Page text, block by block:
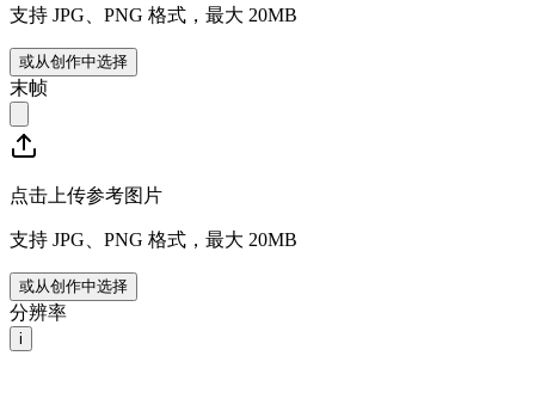
支持 JPG、PNG 格式，最大 20MB
或从创作中选择
末帧
点击上传参考图片
支持 JPG、PNG 格式，最大 20MB
或从创作中选择
分辨率
i